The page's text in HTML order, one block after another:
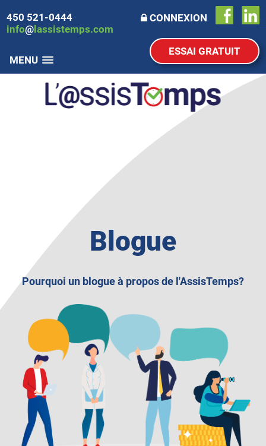
450 521-0444
info@ lassistemps.com
CONNEXION
ESSAI GRATUIT
MENU
Blogue
Pourquoi un blogue à propos de l'AssisTemps?